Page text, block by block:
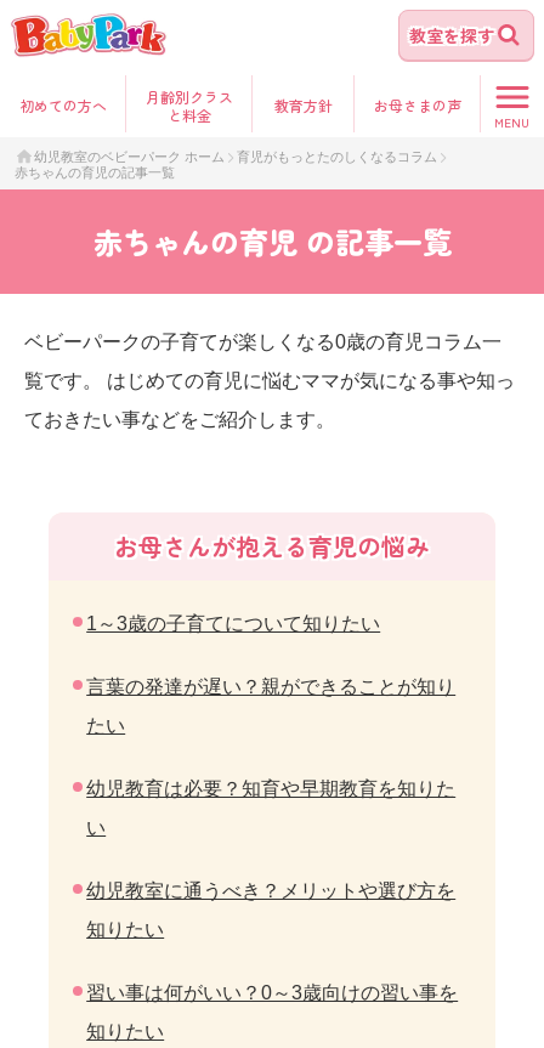
教室を探す
初めての方へ
月齢別クラス
と料金
教育方針 お母さまの声
MENU
幼児教室のベビーパーク ホーム
育児がもっとたのしくなるコラム
赤ちゃんの育児の記事一覧
赤ちゃんの育児の記事一覧
ベビーパークの子育てが楽しくなる0歳の育児コラム一
覧です。 はじめての育児に悩むママが気になる事や知っ
ておきたい事などをご紹介します。
お母さんが抱える育児の悩み
1～3歳の子育てについて知りたい
言葉の発達が遅い？親ができることが知り
たい
幼児教育は必要？知育や早期教育を知りた
い
幼児教室に通うべき？メリットや選び方を
知りたい
習い事は何がいい？0～3歳向けの習い事を
知りたい